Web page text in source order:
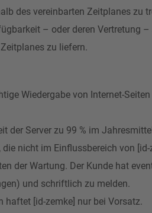
des vereinbarten Zeitplanes zu
– oder deren Vertretung
zu liefern.
Wiedergabe von Internet-
der Server zu 99 % im
nicht im Einflussbereich von
der Wartung. Der Kunde hat
und schriftlich zu melden.
haftet [id-zemke] nur bei Vorsatz.